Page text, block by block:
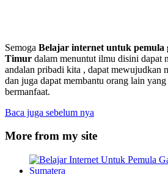
Semoga Belajar internet untuk pemula
Timur dalam menuntut ilmu disini dapat
andalan pribadi kita , dapat mewujudkan
dan juga dapat membantu orang lain
bermanfaat.
Baca juga sebelum nya
More from my site